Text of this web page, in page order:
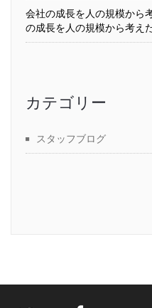
会社の成長を人の規模から
の成長を人の規模から考え
カテゴリー
スタッフブログ